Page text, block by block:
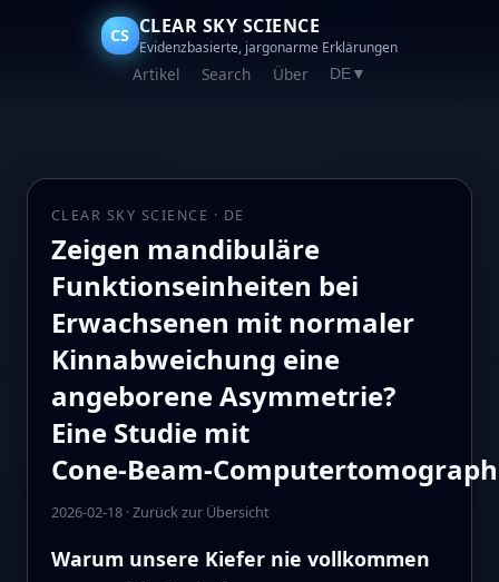
CS CLEAR SKY SCIENCE
Evidenzbasierte, jargonarme Erklärungen
Artikel Search Über DE▼
CLEAR SKY SCIENCE · DE
Zeigen mandibuläre
Funktionseinheiten bei
Erwachsenen mit normaler
Kinnabweichung eine
angeborene Asymmetrie?
Eine Studie mit
2026-02-18·Zurück zur Übersicht
Warum unsere Kiefer nie vollkommen